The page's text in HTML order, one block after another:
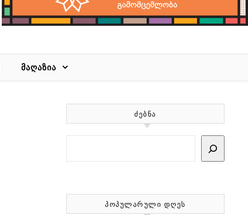
ᲛᲐᲦᲐᲖᲘᲐ
ᲫᲔᲑᲜᲐ
ᲞᲝᲞᲣᲚᲐᲠᲣᲚᲘ ᲓᲦᲔᲡ